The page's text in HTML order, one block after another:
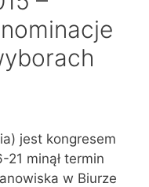
jest kongresem
minął termin
w Biurze